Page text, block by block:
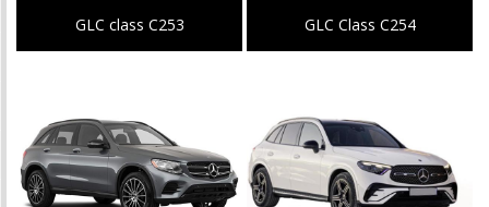
GLC class C253 GLC Class C254